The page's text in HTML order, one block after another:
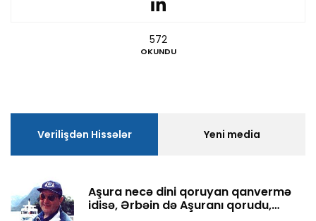
572
OKUNDU
Verilişdən Hissələr Yeni media
Aşura necə dini qoruyan qanvermə
idisə, Ərbəin də Aşuranı qorudu,